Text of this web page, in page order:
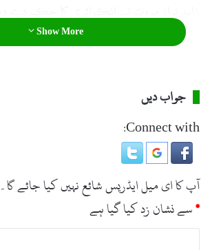
حسن کو انکوائری کا کام سونپ دیا گیا۔
Show More
جواب دیں
Connect with:
آپ کا ای میل ایڈریس شائع نہیں کیا جائے گا۔
*سے نشان زد کیا گیا ہے